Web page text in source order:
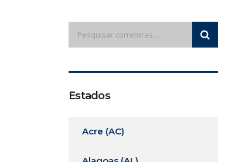
Estados
Acre (AC)